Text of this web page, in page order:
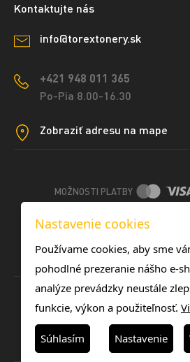
Kontaktujte nás
info@torextonery.sk
+421 948 011 365
Po-Pia 8.00-16.30
Zobraziť adresu na mape
MOŽNOSTI PLATBY
Nastavenie cookies
Používame cookies, aby sme
pohodlné prezeranie nášho e-
analýze prevádzky neustále
funkcie, výkon a použiteľnosť.
Súhlasím Nastavenie